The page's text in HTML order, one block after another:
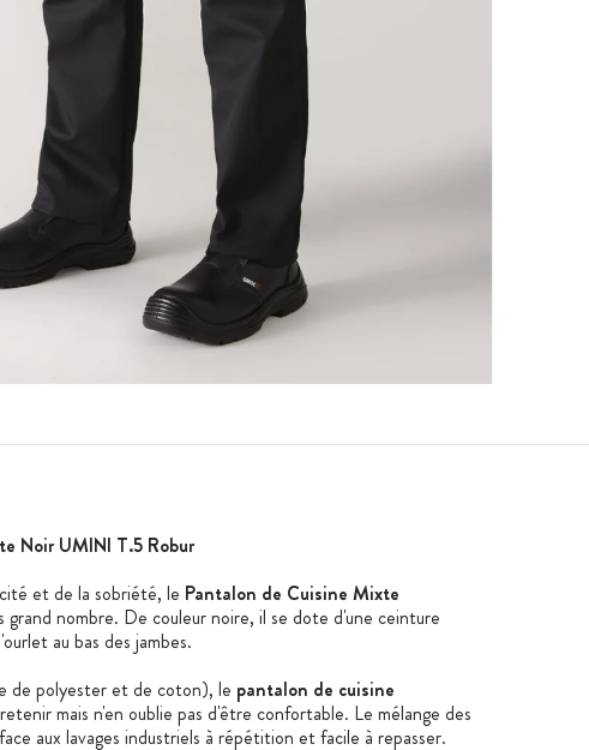
Noir UMINI T.5 Robur
et de la sobriété, le Pantalon de Cuisine Mixte
grand nombre. De couleur noire, il se dote d'une ceinture
au bas des jambes.
de polyester et de coton), le pantalon de cuisine
mais n'en oublie pas d'être confortable. Le mélange des
aux lavages industriels à répétition et facile à repasser.